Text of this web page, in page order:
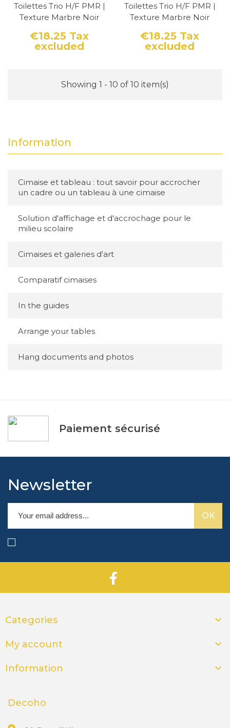
Information
Cimaise et tableau : tout savoir pour accrocher
un cadre ou un tableau à une cimaise
Solution d'affichage et d'accrochage pour le
milieu scolaire
Cimaises et galeries d'art
Comparatif cimaises
In the guides
Arrange your tables
Hang documents and photos
Toilettes Trio H/F PMR |
Texture Marbre Noir
Price
€18.25 Tax
excluded
Toilettes Trio H/F PMR |
Texture Marbre Noir
Price
€18.25 Tax
excluded
Showing 1 - 10 of 10 item(s)
Paiement sécurisé
Newsletter
Categories 
My account 
Information 
Decoho